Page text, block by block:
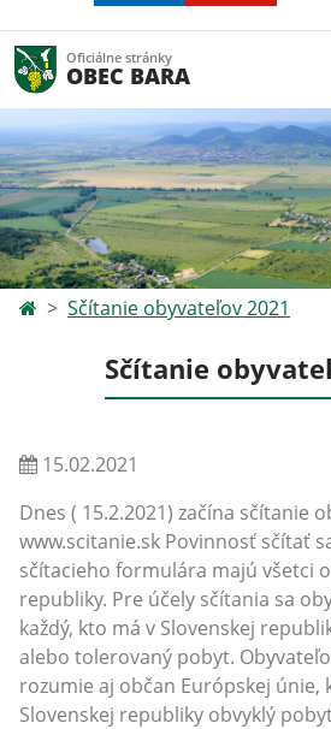
Oficiálne stránky
OBEC BARA
Sčítanie obyvateľov 2021
Sčítanie
15.02.2021
Dnes ( 15.2.2021) začína sčítanie
www.scitanie.sk Povinnosť sčítať
sčítacieho formulára majú všetci
republiky. Pre účely sčítania sa
každý, kto má v Slovenskej
alebo tolerovaný pobyt.
rozumie aj občan Európskej únie,
Slovenskej republiky obvyklý